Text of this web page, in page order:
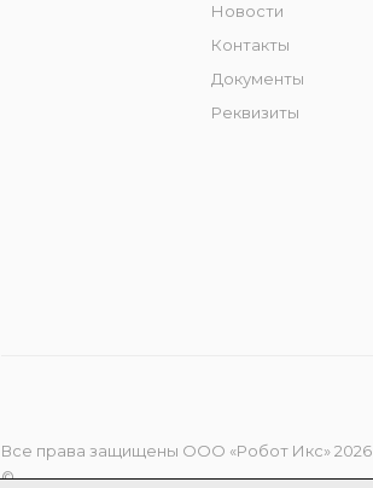
Новости
Контакты
Документы
Реквизиты
Все права защищены ООО «Робот Икс» 2026
©